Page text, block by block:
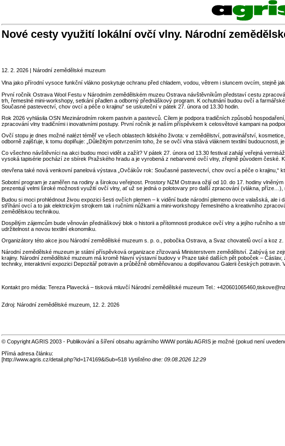
Nové cesty využití lokální ovčí vlny. Národní
12. 2. 2026 | Národní zemědělské muzeum
Vlna jako přírodní vysoce funkční vlákno poskytuje ochranu před chladem, vodou, větrem i sluncem ovcím, stejně
První ročník Ostrava Wool Festu v Národním zemědělském muzeu Ostrava návštěvníkům představí cestu
trh, řemeslné mini-workshopy, setkání přadlen a odborný přednáškový program. K ochutnání budou ovčí a
Současné pastevectví, chov ovcí a péče o krajinu“ se uskuteční v pátek 27. února od 13.30 hodin.
Rok 2026 vyhlásila OSN Mezinárodním rokem pastvin a pastevců. Cílem je podpora tradičních způsobů
zpracování vlny tradičními i inovativními postupy. První ročník je naším příspěvkem k celosvětové kampani na
Ovčí stopu je dnes možné nalézt téměř ve všech oblastech lidského života: v zemědělství, potravinářství,
odborně zajišťuje, k tomu doplňuje: „Důležitým potvrzením toho, že se ovčí vlna stává vláknem textilní budoucnosti,
Co všechno návštěvníci na akci budou moci vidět a zažít? V pátek 27. února od 13.30 festival zahájí veřejná
vysoká tapisérie pochází ze sbírek Pražského hradu a je vyrobená z nebarvené ovčí vlny, zřejmě původem české.
otevřena také nová venkovní panelová výstava „Ovčákův rok: Současné pastevectví, chov ovcí a péče o krajinu,“
Sobotní program je zaměřen na rodiny a širokou veřejnost. Prostory NZM Ostrava ožijí od 10. do 17. hodiny
prezentují velmi široké možnosti využití ovčí vlny, ať už se jedná o polotovary pro další zpracování (vlákna, příze…),
Budou si moci prohlédnout živou expozici šesti ovčích plemen – k vidění bude národní plemeno ovce valašská,
stříhání ovcí a to jak elektrickým strojkem tak i ručními nůžkami a mini-workshopy řemeslného a kreativního
zemědělskou technikou.
Dospělým zájemcům bude věnován přednáškový blok o historii a přítomnosti produkce ovčí vlny a jejího ručního
udržitelnost a novou textilní ekonomiku.
Organizátory této akce jsou Národní zemědělské muzeum s. p. o., pobočka Ostrava, a Svaz chovatelů ovcí a koz
Národní zemědělské muzeum je státní příspěvková organizace zřizovaná Ministerstvem zemědělství. Zabývá se
krajiny. Národní zemědělské muzeum má kromě hlavní výstavní budovy v Praze také dalších pět poboček –
techniky, interaktivní expozici Depozitář potravin a průběžně obměňovanou a doplňovanou Galerii českých
Kontakt pro média: Tereza Plavecká – tisková mluvčí Národní zemědělské muzeum Tel.:
Zdroj: Národní zemědělské muzeum, 12. 2. 2026
© Copyright AGRIS 2003 - Publikování a šíření obsahu agrárního WWW portálu AGRIS je možné (pokud není
Přímá adresa článku:
[http://www.agris.cz/detail.php?id=174169&iSub=518 Vytištěno dne: 09.08.2026 12:29